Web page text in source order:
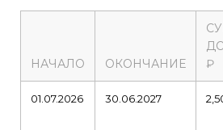
НАЧАЛО ОКОНЧАНИЕ
₽
01.07.2026 30.06.2027